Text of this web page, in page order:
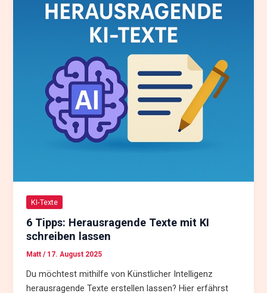
KI-Texte
6 Tipps: Herausragende Texte mit KI
schreiben lassen
Matt/ 17. August 2025
Du möchtest mithilfe von Künstlicher Intelligenz
herausragende Texte erstellen lassen? Hier erfährst